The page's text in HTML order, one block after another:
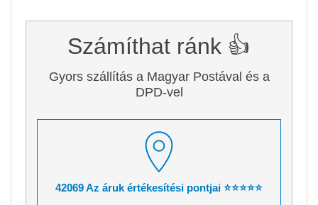
Számíthat ránk 👍
Gyors szállítás a Magyar Postával és a
DPD-vel
42069 Az áruk értékesítési pontjai ⭐⭐⭐⭐⭐